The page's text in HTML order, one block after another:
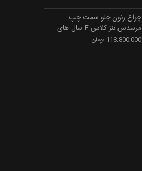
چراغ زنون جلو سمت چپ
مرسدس بنز کلاس E سال های...
118,800,000 تومان